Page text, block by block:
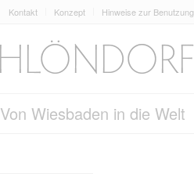
Kontakt Konzept Hinweise zur Benutzung
Von Wiesbaden in die Welt